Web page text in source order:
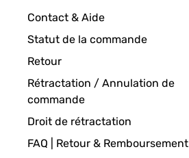
Contact & Aide
Statut de la commande
Retour
Rétractation / Annulation de
commande
Droit de rétractation
FAQ | Retour & Remboursement